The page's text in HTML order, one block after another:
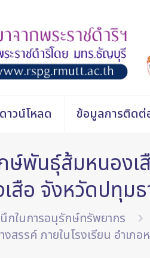
าวน์โหลด ข้อมูลการติดต่
พันธุ์ส้มหนองเ
เสือ จังหวัดปทุม
กในการอนุรักษ์ทรัพยากร
รค์ ภายในโรงเรียน อำเภอ